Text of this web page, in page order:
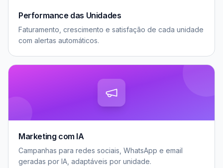
Performance das Unidades
Faturamento, crescimento e satisfação de cada unidade
com alertas automáticos.
Marketing com IA
Campanhas para redes sociais, WhatsApp e email
geradas por IA, adaptáveis por unidade.